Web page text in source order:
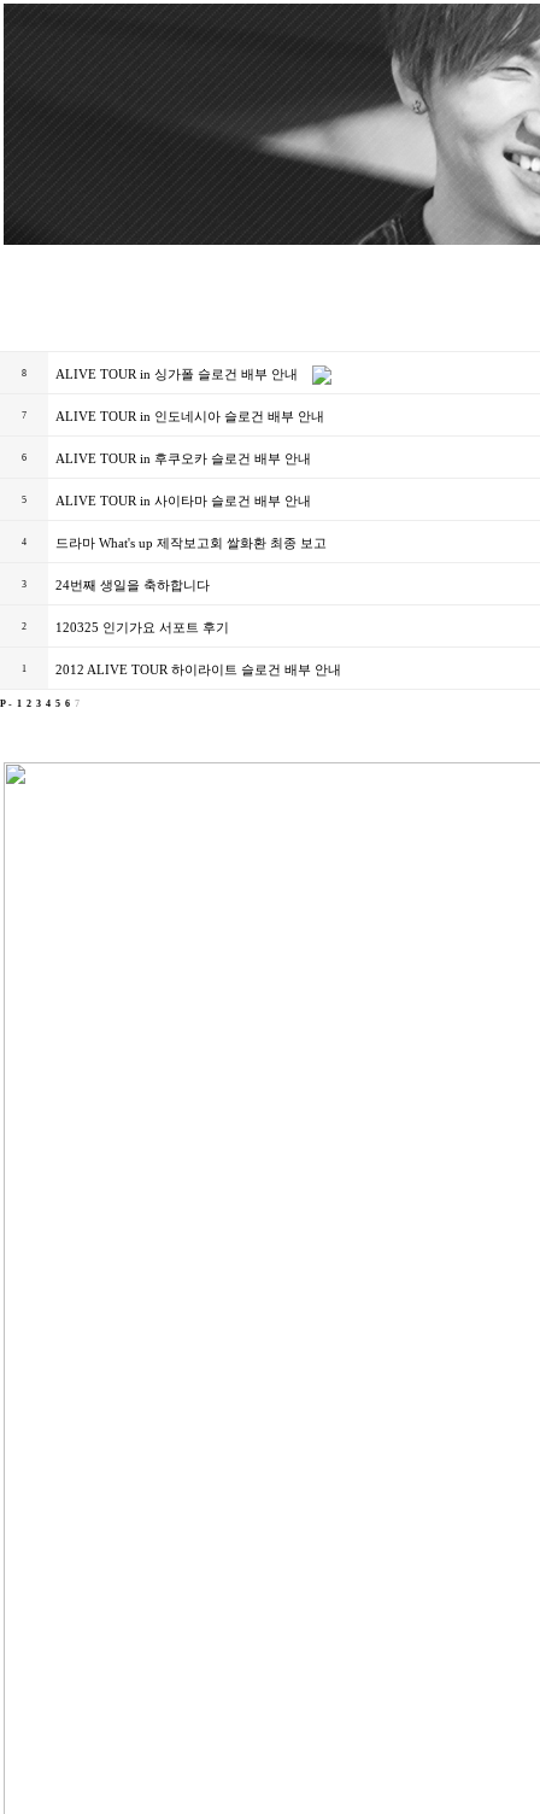
8 ALIVE TOUR in 싱가폴 슬로건 배부 안내
7 ALIVE TOUR in 인도네시아 슬로건 배부 안내
6 ALIVE TOUR in 후쿠오카 슬로건 배부 안내
5 ALIVE TOUR in 사이타마 슬로건 배부 안내
4 드라마 What's up 제작보고회 쌀화환 최종 보고
3 24번째 생일을 축하합니다
2 120325 인기가요 서포트 후기
1 2012 ALIVE TOUR 하이라이트 슬로건 배부 안내
P - 1 2 3 4 5 6 7